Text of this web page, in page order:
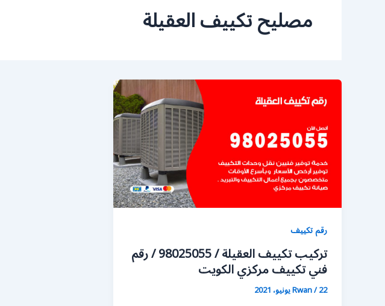
مصليح تكييف العقيلة
رقم تكييف
تركيب تكييف العقيلة / 98025055 / رقم
فني تكييف مركزي الكويت
Rwan/22 يونيو، 2021